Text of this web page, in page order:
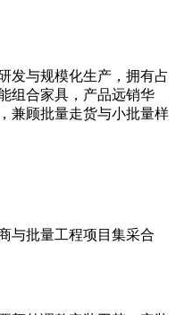
发与规模化生产，拥有占
组合家具，产品远销华
兼顾批量走货与小批量样
与批量工程项目集采合